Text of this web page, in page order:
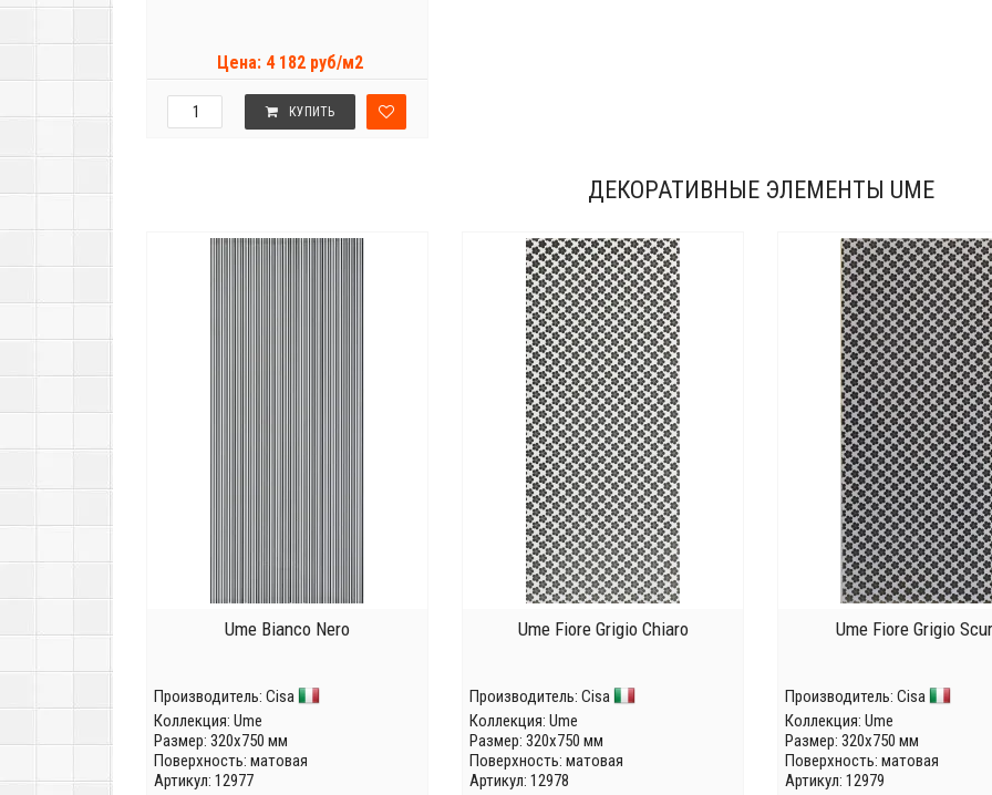
Цена: 4 182 руб/м2
КУПИТЬ
ДЕКОРАТИВНЫЕ ЭЛЕМЕНТЫ UME
Ume Bianco Nero
Производитель: Cisa
Коллекция: Ume
Размер: 320x750 мм
Поверхность: матовая
Артикул: 12977
Ume Fiore Grigio Chiaro
Производитель: Cisa
Коллекция: Ume
Размер: 320x750 мм
Поверхность: матовая
Артикул: 12978
Ume Fiore Grigio
Производитель: Cisa
Коллекция: Ume
Размер: 320x750 мм
Поверхность: матовая
Артикул: 12979